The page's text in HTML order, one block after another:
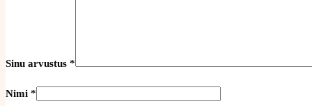
Sinu arvustus *
Nimi *